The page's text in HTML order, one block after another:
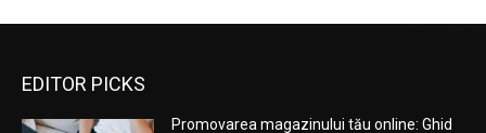
EDITOR PICKS
Promovarea magazinului tău online: Ghid